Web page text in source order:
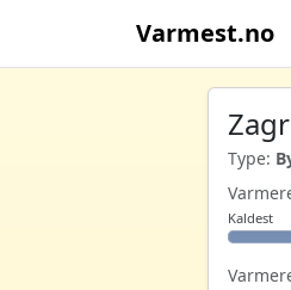
Varmest.no
Type:
Kaldest